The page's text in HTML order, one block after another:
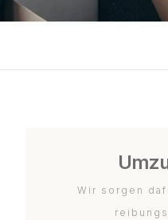
Wir sorgen